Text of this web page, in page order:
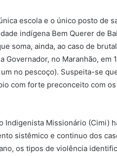
escola e o único posto de
indígena Bem Querer de
soma, ainda, ao caso de
Governador, no Maranhão, em
no pescoço). Suspeita-se
com forte preconceito com
Indigenista Missionário (Cimi)
sistêmico e continuo dos
os tipos de violência